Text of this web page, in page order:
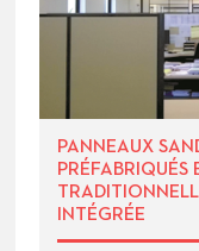
PANNEAUX
INTÉGRÉE